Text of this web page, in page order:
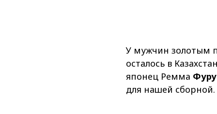
У мужчин золотым
осталось в
японец Ремма
для нашей сборной.